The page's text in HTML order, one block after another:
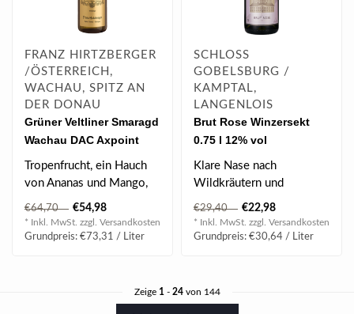
FRANZ HIRTZBERGER
/ÖSTERREICH,
WACHAU, SPITZ AN
DER DONAU
Grüner Veltliner Smaragd
Wachau DAC Axpoint
2024 0.75 l
Tropenfrucht, ein Hauch
von Ananas und Mango,
Nuancen von
Wiesenkräutern.
€64,70 €54,98
* Inkl. MwSt. zzgl. Versandkosten
Grundpreis: €73,31 / Liter
SCHLOSS
GOBELSBURG /
KAMPTAL,
LANGENLOIS
Brut Rose Winzersekt
0.75 l 12% vol
Klare Nase nach
Wildkräutern und
Preiselbeeren, zartblumig
und erfrischend; etw..
€29,40 €22,98
* Inkl. MwSt. zzgl. Versandkosten
Grundpreis: €30,64 / Liter
Zeige 1 - 24von 144